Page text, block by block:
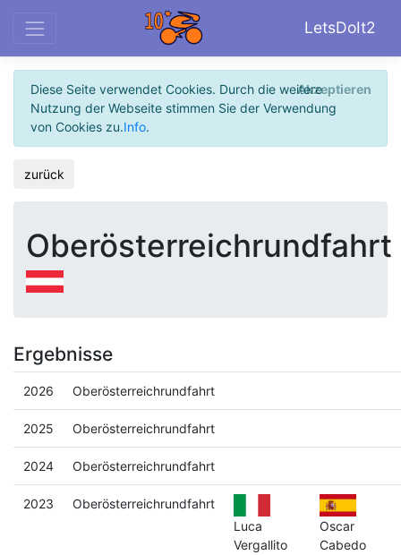
LetsDoIt2
Diese Seite verwendet Cookies. Durch die weitere
Nutzung der Webseite stimmen Sie der Verwendung
von Cookies zu.Info.
Akzeptieren
zurück
Oberösterreichrundfahrt
Ergebnisse
2026 Oberösterreichrundfahrt
2025 Oberösterreichrundfahrt
2024 Oberösterreichrundfahrt
2023
Oberösterreichrundfahrt
Luca
Vergallito
Oscar
Cabedo